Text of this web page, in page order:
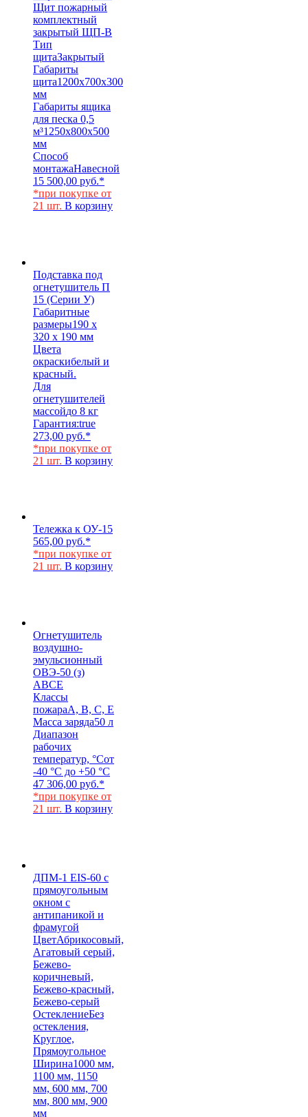
Щит пожарный
комплектный
закрытый ЩП-В
Тип
щитаЗакрытый
Габариты
щита1200x700x300
мм
Габариты ящика
для песка 0,5
м³1250x800x500
мм
Способ
монтажаНавесной
15 500,00 руб.*
*при покупке от
21 шт. В корзину
Подставка под
огнетушитель П
15 (Серии У)
Габаритные
размеры190 х
320 х 190 мм
Цвета
окраскибелый и
красный.
Для
огнетушителей
массойдо 8 кг
Гарантия:true
273,00 руб.*
*при покупке от
21 шт. В корзину
Тележка к ОУ-15
565,00 руб.*
*при покупке от
21 шт. В корзину
Огнетушитель
воздушно-
эмульсионный
ОВЭ-50 (з)
АВCЕ
Классы
пожараA, B, C, E
Масса заряда50 л
Диапазон
рабочих
температур, °Сот
-40 °С до +50 °С
47 306,00 руб.*
*при покупке от
21 шт. В корзину
ДПМ-1 EIS-60 с
прямоугольным
окном с
антипаникой и
фрамугой
ЦветАбрикосовый,
Агатовый серый,
Бежево-
коричневый,
Бежево-красный,
Бежево-серый
ОстеклениеБез
остекления,
Круглое,
Прямоугольное
Ширина1000 мм,
1100 мм, 1150
мм, 600 мм, 700
мм, 800 мм, 900
мм